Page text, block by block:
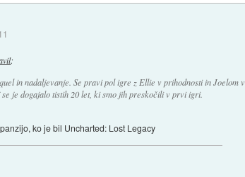
:
in nadaljevanje. Se pravi pol igre z Ellie v prihodnosti in Joelom v
je dogajalo tistih 20 let, ki smo jih preskočili v prvi igri.
ko je bil Uncharted: Lost Legacy